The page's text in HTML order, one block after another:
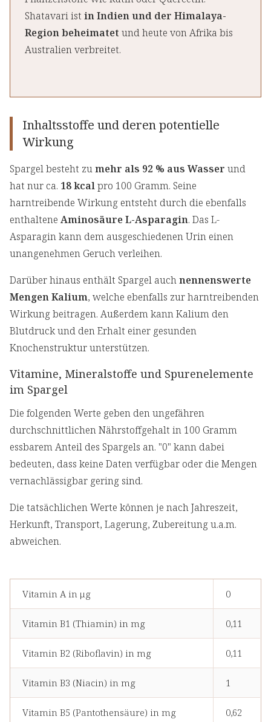
Shatavari ist in Indien und der Himalaya-
Region beheimatet und heute von Afrika bis
Australien verbreitet.
Inhaltsstoffe und deren potentielle
Wirkung
Spargel besteht zumehr als 92 % aus Wasser und
hat nur ca. 18 kcalpro 100 Gramm. Seine
harntreibende Wirkung entsteht durch die ebenfalls
enthaltene Aminosäure L-Asparagin. Das L-
Asparagin kann dem ausgeschiedenen Urin einen
unangenehmen Geruch verleihen.
Darüber hinaus enthält Spargel auchnennenswerte
Mengen Kalium, welche ebenfalls zur harntreibenden
Wirkung beitragen. Außerdem kann Kalium den
Blutdruck und den Erhalt einer gesunden
Knochenstruktur unterstützen.
Vitamine, Mineralstoffe und Spurenelemente
im Spargel
Die folgenden Werte geben den ungefähren
durchschnittlichen Nährstoffgehalt in 100 Gramm
essbarem Anteil des Spargels an. "0" kann dabei
bedeuten, dass keine Daten verfügbar oder die Mengen
vernachlässigbar gering sind.
Die tatsächlichen Werte können je nach Jahreszeit,
Herkunft, Transport, Lagerung, Zubereitung u.a.m.
abweichen.
Vitamin A in μg 0
Vitamin B1 (Thiamin) in mg 0,11
Vitamin B2 (Riboflavin) in mg 0,11
Vitamin B3 (Niacin) in mg 1
Vitamin B5 (Pantothensäure) in mg 0,62